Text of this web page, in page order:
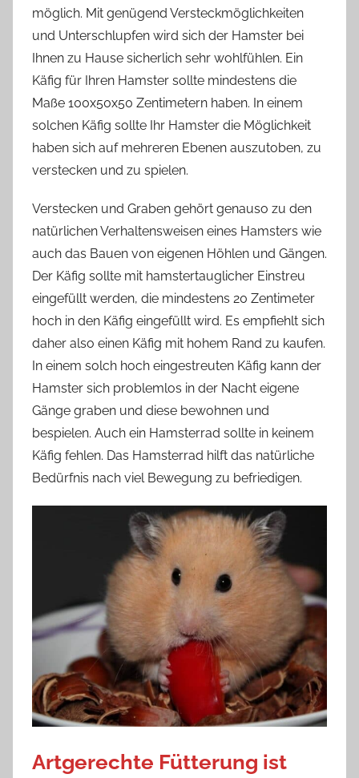
möglich. Mit genügend Versteckmöglichkeiten
und Unterschlupfen wird sich der Hamster bei
Ihnen zu Hause sicherlich sehr wohlfühlen. Ein
Käfig für Ihren Hamster sollte mindestens die
Maße 100x50x50 Zentimetern haben. In einem
solchen Käfig sollte Ihr Hamster die Möglichkeit
haben sich auf mehreren Ebenen auszutoben, zu
verstecken und zu spielen.
Verstecken und Graben gehört genauso zu den
natürlichen Verhaltensweisen eines Hamsters wie
auch das Bauen von eigenen Höhlen und Gängen.
Der Käfig sollte mit hamstertauglicher Einstreu
eingefüllt werden, die mindestens 20 Zentimeter
hoch in den Käfig eingefüllt wird. Es empfiehlt sich
daher also einen Käfig mit hohem Rand zu kaufen.
In einem solch hoch eingestreuten Käfig kann der
Hamster sich problemlos in der Nacht eigene
Gänge graben und diese bewohnen und
bespielen. Auch ein Hamsterrad sollte in keinem
Käfig fehlen. Das Hamsterrad hilft das natürliche
Bedürfnis nach viel Bewegung zu befriedigen.
Artgerechte Fütterung ist